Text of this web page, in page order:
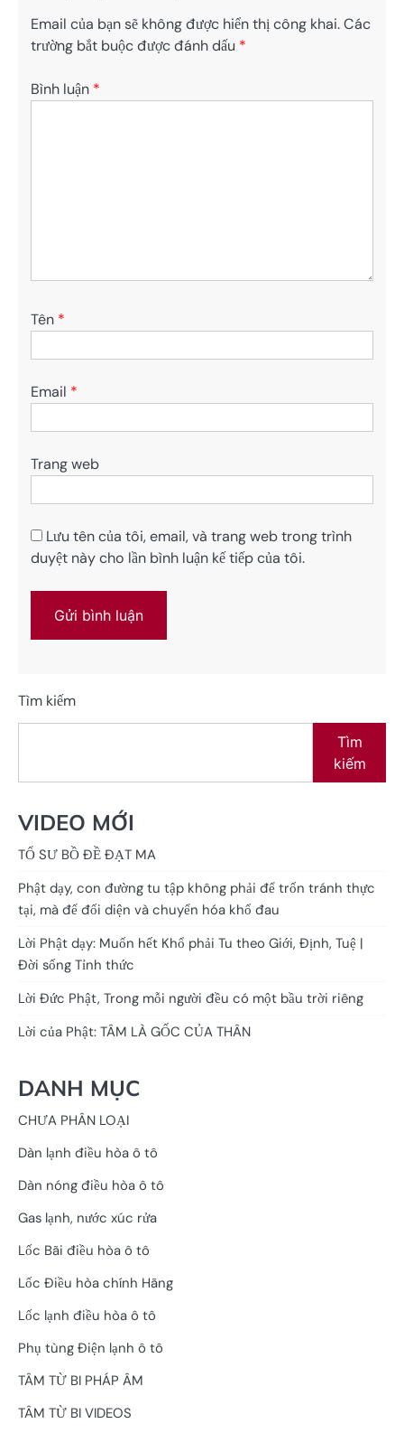
Email của bạn sẽ không được hiển thị công khai.Các
trường bắt buộc được đánh dấu *
Bình luận *
Tên *
Email *
Trang web
Lưu tên của tôi, email, và trang web trong trình
duyệt này cho lần bình luận kế tiếp của tôi.
Tìm kiếm
Tìm
kiếm
VIDEO MỚI
TỔ SƯ BỒ ĐỀ ĐẠT MA
Phật dạy, con đường tu tập không phải để trốn tránh thực
tại, mà để đối diện và chuyển hóa khổ đau
Lời Phật dạy: Muốn hết Khổ phải Tu theo Giới, Định, Tuệ |
Đời sống Tỉnh thức
Lời Đức Phật, Trong mỗi người đều có một bầu trời riêng
Lời của Phật: TÂM LÀ GỐC CỦA THÂN
DANH MỤC
CHƯA PHÂN LOẠI
Dàn lạnh điều hòa ô tô
Dàn nóng điều hòa ô tô
Gas lạnh, nước xúc rửa
Lốc Bãi điều hòa ô tô
Lốc Điều hòa chính Hãng
Lốc lạnh điều hòa ô tô
Phụ tùng Điện lạnh ô tô
TÂM TỪ BI PHÁP ÂM
TÂM TỪ BI VIDEOS